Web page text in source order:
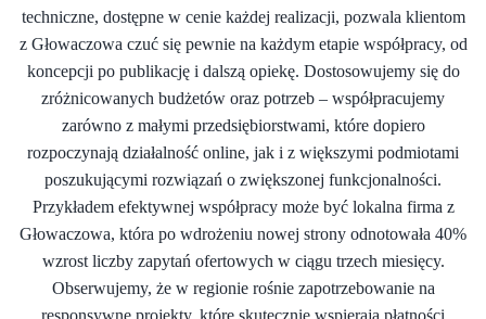
techniczne, dostępne w cenie każdej realizacji, pozwala klientom
z Głowaczowa czuć się pewnie na każdym etapie współpracy, od
koncepcji po publikację i dalszą opiekę. Dostosowujemy się do
zróżnicowanych budżetów oraz potrzeb – współpracujemy
zarówno z małymi przedsiębiorstwami, które dopiero
rozpoczynają działalność online, jak i z większymi podmiotami
poszukującymi rozwiązań o zwiększonej funkcjonalności.
Przykładem efektywnej współpracy może być lokalna firma z
Głowaczowa, która po wdrożeniu nowej strony odnotowała 40%
wzrost liczby zapytań ofertowych w ciągu trzech miesięcy.
Obserwujemy, że w regionie rośnie zapotrzebowanie na
responsywne projekty, które skutecznie wspierają płatności